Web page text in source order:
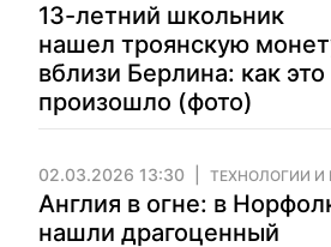
13-летний школьник
нашел троянскую
вблизи Берлина: как это
произошло (фото)
02.03.2026 13:30 ТЕХНОЛОГИИ И
Англия в огне: в
нашли драгоценный